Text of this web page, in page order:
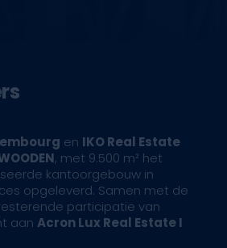
en IKO Real Estate
, met 9.500 m² het
kantoorgebouw in
opgeleverd. Samen met de
participatie van
aan Acron Lux Real Estate I